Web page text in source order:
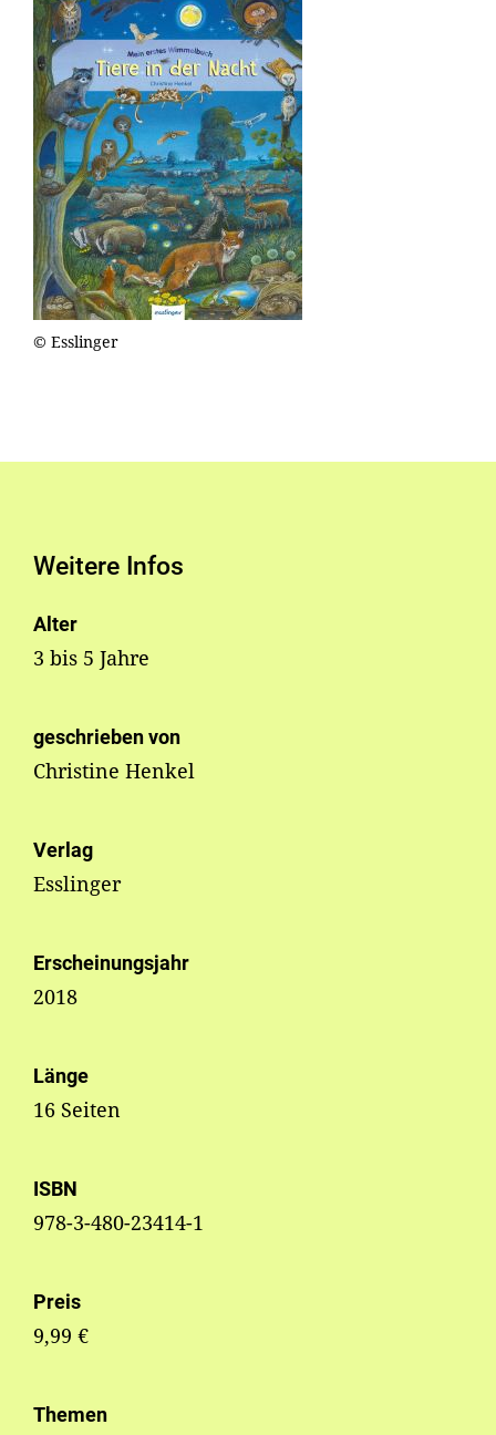
© Esslinger
Weitere Infos
Alter
3 bis 5 Jahre
geschrieben von
Christine Henkel
Verlag
Esslinger
Erscheinungsjahr
2018
Länge
16 Seiten
ISBN
978-3-480-23414-1
Preis
9,99 €
Themen